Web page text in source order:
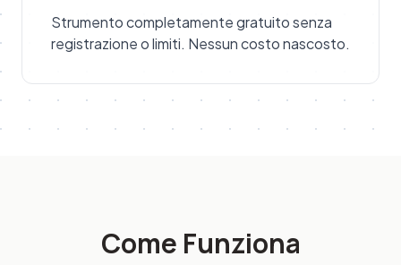
Strumento completamente gratuito senza
registrazione o limiti. Nessun costo nascosto.
Come Funziona